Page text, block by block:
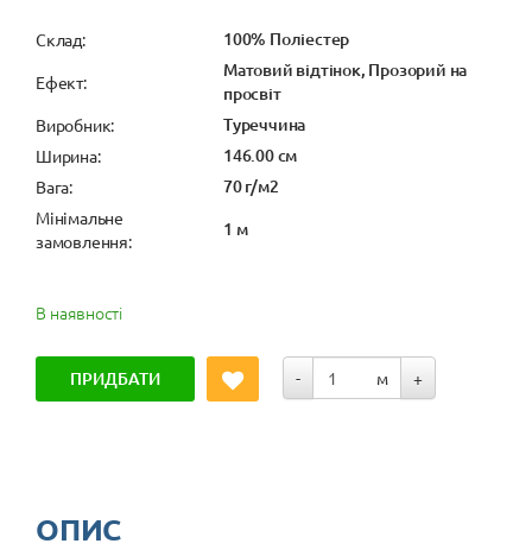
Cклад: 100% Поліестер
Ефект:
Матовий відтінок, Прозорий на
просвіт
Виробник: Туреччина
Ширина: 146.00 см
Вага: 70 г/м2
Мінімальне
замовлення:
1 м
В наявності
ПРИДБАТИ - м +
ОПИС